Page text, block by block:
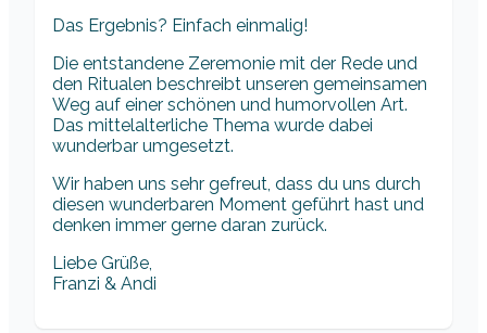
Das Ergebnis? Einfach einmalig!
Die entstandene Zeremonie mit der Rede und
den Ritualen beschreibt unseren gemeinsamen
Weg auf einer schönen und humorvollen Art.
Das mittelalterliche Thema wurde dabei
wunderbar umgesetzt.
Wir haben uns sehr gefreut, dass du uns durch
diesen wunderbaren Moment geführt hast und
denken immer gerne daran zurück.
Liebe Grüße,
Franzi & Andi